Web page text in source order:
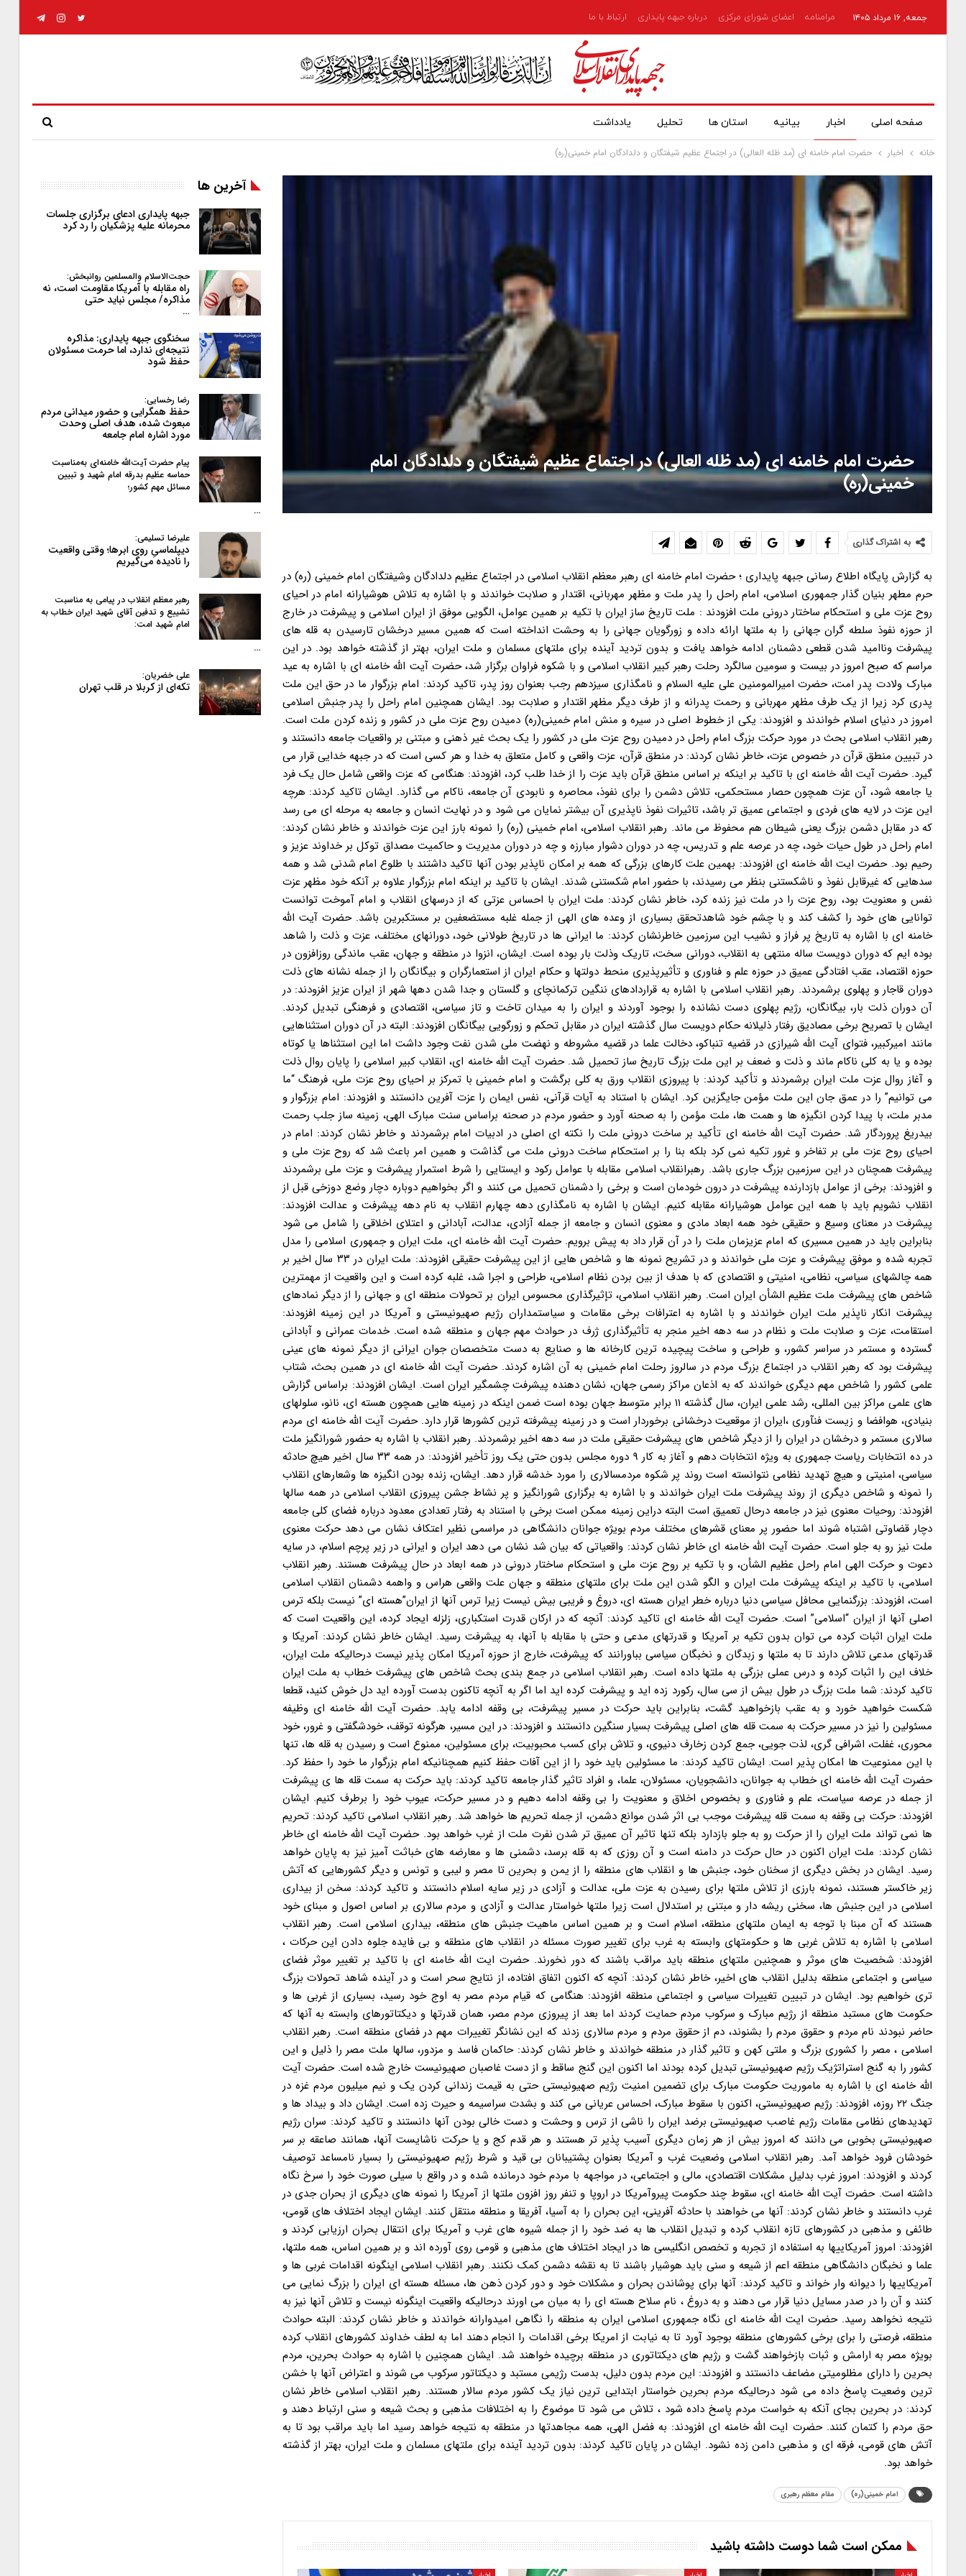
جمعه, ۱۶ مرداد ۱۴۰۵ مرامنامه اعضای شورای مرکزی درباره جبهه پایداری ارتباط با ما
صفحه اصلی اخبار بیانیه استان ها تحلیل یادداشت
خانه اخبار حضرت امام خامنه ای (مد ظله العالی) در اجتماع عظیم شیفتگان و دلدادگان امام خمینی(ره)
حضرت امام خامنه ای (مد ظله العالی) در اجتماع عظیم شیفتگان و دلدادگان امام
خمینی(ره)
به اشتراک گذاری
به گزارش پایگاه اطلاع رسانی جبهه پایداری ؛ حضرت امام خامنه ای رهبر معظم انقلاب اسلامی در اجتماع عظیم دلدادگان وشیفتگان امام خمینی (ره) در حرم مطهر بنیان گذار جمهوری اسلامی، امام راحل را پدر ملت و مظهر مهربانی، اقتدار و صلابت خواندند و با اشاره به تلاش هوشیارانه امام در احیای روح عزت ملی و استحکام ساختار درونی ملت افزودند : ملت تاریخ ساز ایران با تکیه بر همین عوامل، الگویی موفق از ایران اسلامی و پیشرفت در خارج از حوزه نفوذ سلطه گران جهانی را به ملتها ارائه داده و زورگویان جهانی را به وحشت انداخته است که همین مسیر درخشان تارسیدن به قله های پیشرفت وناامید شدن قطعی دشمنان ادامه خواهد یافت و بدون تردید آینده برای ملتهای مسلمان و ملت ایران، بهتر از گذشته خواهد بود. در این مراسم که صبح امروز در بیست و سومین سالگرد رحلت رهبر کبیر انقلاب اسلامی و با شکوه فراوان برگزار شد، حضرت آیت الله خامنه ای با اشاره به عید مبارک ولادت پدر امت، حضرت امیرالمومنین علی علیه السلام و نامگذاری سیزدهم رجب بعنوان روز پدر، تاکید کردند: امام بزرگوار ما در حق این ملت پدری کرد زیرا از یک طرف مظهر مهربانی و رحمت پدرانه و از طرف دیگر مظهر اقتدار و صلابت بود. ایشان همچنین امام راحل را پدر جنبش اسلامی امروز در دنیای اسلام خواندند و افزودند: یکی از خطوط اصلی در سیره و منش امام خمینی(ره) دمیدن روح عزت ملی در کشور و زنده کردن ملت است. رهبر انقلاب اسلامی بحث در مورد حرکت بزرگ امام راحل در دمیدن روح عزت ملی در کشور را یک بحث غیر ذهنی و مبتنی بر واقعیات جامعه دانستند و در تبیین منطق قرآن در خصوص عزت، خاطر نشان کردند: در منطق قرآن، عزت واقعی و کامل متعلق به خدا و هر کسی است که در جبهه خدایی قرار می گیرد. حضرت آیت الله خامنه ای با تاکید بر اینکه بر اساس منطق قرآن باید عزت را از خدا طلب کرد، افزودند: هنگامی که عزت واقعی شامل حال یک فرد یا جامعه شود، آن عزت همچون حصار مستحکمی، تلاش دشمن را برای نفوذ، محاصره و نابودی آن جامعه، ناکام می گذارد. ایشان تاکید کردند: هرچه این عزت در لایه های فردی و اجتماعی عمیق تر باشد، تاثیرات نفوذ ناپذیری آن بیشتر نمایان می شود و در نهایت انسان و جامعه به مرحله ای می رسد که در مقابل دشمن بزرگ یعنی شیطان هم محفوظ می ماند. رهبر انقلاب اسلامی، امام خمینی (ره) را نمونه بارز این عزت خواندند و خاطر نشان کردند: امام راحل در طول حیات خود، چه در عرصه علم و تدریس، چه در دوران دشوار مبارزه و چه در دوران مدیریت و حاکمیت مصداق توکل بر خداوند عزیز و رحیم بود. حضرت ایت الله خامنه ای افزودند: بهمین علت کارهای بزرگی که همه بر امکان ناپذیر بودن آنها تاکید داشتند با طلوع امام شدنی شد و همه سدهایی که غیرقابل نفوذ و ناشکستنی بنظر می رسیدند، با حضور امام شکستنی شدند. ایشان با تاکید بر اینکه امام بزرگوار علاوه بر آنکه خود مظهر عزت نفس و معنویت بود، روح عزت را در ملت نیز زنده کرد، خاطر نشان کردند: ملت ایران با احساس عزتی که از درسهای انقلاب و امام آموخت توانست توانایی های خود را کشف کند و با چشم خود شاهدتحقق بسیاری از وعده های الهی از جمله غلبه مستضعفین بر مستکبرین باشد. حضرت آیت الله خامنه ای با اشاره به تاریخ پر فراز و نشیب این سرزمین خاطرنشان کردند: ما ایرانی ها در تاریخ طولانی خود، دورانهای مختلف، عزت و ذلت را شاهد بوده ایم که دوران دویست ساله منتهی به انقلاب، دورانی سخت، تاریک وذلت بار بوده است. ایشان، انزوا در منطقه و جهان، عقب ماندگی روزافزون در حوزه اقتصاد، عقب افتادگی عمیق در حوزه علم و فناوری و تأثیرپذیری منحط دولتها و حکام ایران از استعمارگران و بیگانگان را از جمله نشانه های ذلت دوران قاجار و پهلوی برشمردند. رهبر انقلاب اسلامی با اشاره به قراردادهای ننگین ترکمانچای و گلستان و جدا شدن دهها شهر از ایران عزیز افزودند: در آن دوران ذلت بار، بیگانگان، رژیم پهلوی دست نشانده را بوجود آوردند و ایران را به میدان تاخت و تاز سیاسی، اقتصادی و فرهنگی تبدیل کردند. ایشان با تصریح برخی مصادیق رفتار ذلیلانه حکام دویست سال گذشته ایران در مقابل تحکم و زورگویی بیگانگان افزودند: البته در آن دوران استثناهایی مانند امیرکبیر، فتوای آیت الله شیرازی در قضیه تنباکو، دخالت علما در قضیه مشروطه و نهضت ملی شدن نفت وجود داشت اما این استثناها یا کوتاه بوده و یا به کلی ناکام ماند و ذلت و ضعف بر این ملت بزرگ تاریخ ساز تحمیل شد. حضرت آیت الله خامنه ای، انقلاب کبیر اسلامی را پایان روال ذلت و آغاز روال عزت ملت ایران برشمردند و تأکید کردند: با پیروزی انقلاب ورق به کلی برگشت و امام خمینی با تمرکز بر احیای روح عزت ملی، فرهنگ “ما می توانیم” را در عمق جان این ملت مؤمن جایگزین کرد. ایشان با استناد به آیات قرآنی، نفس ایمان را عزت آفرین دانستند و افزودند: امام بزرگوار و مدبر ملت، با پیدا کردن انگیزه ها و همت ها، ملت مؤمن را به صحنه آورد و حضور مردم در صحنه براساس سنت مبارک الهی، زمینه ساز جلب رحمت بیدریغ پروردگار شد. حضرت آیت الله خامنه ای تأکید بر ساخت درونی ملت را نکته ای اصلی در ادبیات امام برشمردند و خاطر نشان کردند: امام در احیای روح عزت ملی بر تفاخر و غرور تکیه نمی کرد بلکه بنا را بر استحکام ساخت درونی ملت می گذاشت و همین امر باعث شد که روح عزت ملی و پیشرفت همچنان در این سرزمین بزرگ جاری باشد. رهبرانقلاب اسلامی مقابله با عوامل رکود و ایستایی را شرط استمرار پیشرفت و عزت ملی برشمردند و افزودند: برخی از عوامل بازدارنده پیشرفت در درون خودمان است و برخی را دشمنان تحمیل می کنند و اگر بخواهیم دوباره دچار وضع دوزخی قبل از انقلاب نشویم باید با همه این عوامل هوشیارانه مقابله کنیم. ایشان با اشاره به نامگذاری دهه چهارم انقلاب به نام دهه پیشرفت و عدالت افزودند: پیشرفت در معنای وسیع و حقیقی خود همه ابعاد مادی و معنوی انسان و جامعه از جمله آزادی، عدالت، آبادانی و اعتلای اخلاقی را شامل می شود بنابراین باید در همین مسیری که امام عزیزمان ملت را در آن قرار داد به پیش برویم. حضرت آیت الله خامنه ای، ملت ایران و جمهوری اسلامی را مدل تجربه شده و موفق پیشرفت و عزت ملی خواندند و در تشریح نمونه ها و شاخص هایی از این پیشرفت حقیقی افزودند: ملت ایران در ۳۳ سال اخیر بر همه چالشهای سیاسی، نظامی، امنیتی و اقتصادی که با هدف از بین بردن نظام اسلامی، طراحی و اجرا شد، غلبه کرده است و این واقعیت از مهمترین شاخص های پیشرفت ملت عظیم الشأن ایران است. رهبر انقلاب اسلامی، تإثیرگذاری محسوس ایران بر تحولات منطقه ای و جهانی را از دیگر نمادهای پیشرفت انکار ناپذیر ملت ایران خواندند و با اشاره به اعترافات برخی مقامات و سیاستمداران رژیم صهیونیستی و آمریکا در این زمینه افزودند: استقامت، عزت و صلابت ملت و نظام در سه دهه اخیر منجر به تأثیرگذاری ژرف در حوادث مهم جهان و منطقه شده است. خدمات عمرانی و آبادانی گسترده و مستمر در سراسر کشور، و طراحی و ساخت پیچیده ترین کارخانه ها و صنایع به دست متخصصان جوان ایرانی از دیگر نمونه های عینی پیشرفت بود که رهبر انقلاب در اجتماع بزرگ مردم در سالروز رحلت امام خمینی به آن اشاره کردند. حضرت آیت الله خامنه ای در همین بحث، شتاب علمی کشور را شاخص مهم دیگری خواندند که به اذعان مراکز رسمی جهان، نشان دهنده پیشرفت چشمگیر ایران است. ایشان افزودند: براساس گزارش های علمی مراکز بین المللی، رشد علمی ایران، سال گذشته ۱۱ برابر متوسط جهان بوده است ضمن اینکه در زمینه هایی همچون هسته ای، نانو، سلولهای بنیادی، هوافضا و زیست فنآوری ،ایران از موقعیت درخشانی برخوردار است و در زمینه پیشرفته ترین کشورها قرار دارد. حضرت آیت الله خامنه ای مردم سالاری مستمر و درخشان در ایران را از دیگر شاخص های پیشرفت حقیقی ملت در سه دهه اخیر برشمردند. رهبر انقلاب با اشاره به حضور شورانگیز ملت در ده انتخابات ریاست جمهوری به ویژه انتخابات دهم و آغاز به کار ۹ دوره مجلس بدون حتی یک روز تأخیر افزودند: در همه ۳۳ سال اخیر هیچ حادثه سیاسی، امنیتی و هیچ تهدید نظامی نتوانسته است روند پر شکوه مردمسالاری را مورد خدشه قرار دهد. ایشان، زنده بودن انگیزه ها وشعارهای انقلاب را نمونه و شاخص دیگری از روند پیشرفت ملت ایران خواندند و با اشاره به برگزاری شورانگیز و پر نشاط جشن پیروزی انقلاب اسلامی در همه سالها افزودند: روحیات معنوی نیز در جامعه درحال تعمیق است البته دراین زمینه ممکن است برخی با استناد به رفتار تعدادی معدود درباره فضای کلی جامعه دچار قضاوتی اشتباه شوند اما حضور پر معنای قشرهای مختلف مردم بویژه جوانان دانشگاهی در مراسمی نظیر اعتکاف نشان می دهد حرکت معنوی ملت نیز رو به جلو است. حضرت آیت الله خامنه ای خاطر نشان کردند: واقعیاتی که بیان شد نشان می دهد ایران و ایرانی در زیر پرچم اسلام، در سایه دعوت و حرکت الهی امام راحل عظیم الشأن، و با تکیه بر روح عزت ملی و استحکام ساختار درونی در همه ابعاد در حال پیشرفت هستند. رهبر انقلاب اسلامی، با تاکید بر اینکه پیشرفت ملت ایران و الگو شدن این ملت برای ملتهای منطقه و جهان علت واقعی هراس و واهمه دشمنان انقلاب اسلامی است، افزودند: بزرگنمایی محافل سیاسی دنیا درباره خطر ایران هسته ای، دروغ و فریبی بیش نیست زیرا ترس آنها از ایران”هسته ای” نیست بلکه ترس اصلی آنها از ایران “اسلامی” است. حضرت آیت الله خامنه ای تاکید کردند: آنچه که در ارکان قدرت استکباری، زلزله ایجاد کرده، این واقعیت است که ملت ایران اثبات کرده می توان بدون تکیه بر آمریکا و قدرتهای مدعی و حتی با مقابله با آنها، به پیشرفت رسید. ایشان خاطر نشان کردند: آمریکا و قدرتهای مدعی تلاش دارند تا به ملتها و زبدگان و نخبگان سیاسی بباورانند که پیشرفت، خارج از حوزه آمریکا امکان پذیر نیست درحالیکه ملت ایران، خلاف این را اثبات کرده و درس عملی بزرگی به ملتها داده است. رهبر انقلاب اسلامی در جمع بندی بحث شاخص های پیشرفت خطاب به ملت ایران تاکید کردند: شما ملت بزرگ در طول بیش از سی سال، رکورد زده اید و پیشرفت کرده اید اما اگر به آنچه تاکنون بدست آورده اید دل خوش کنید، قطعا شکست خواهید خورد و به عقب بازخواهید گشت، بنابراین باید حرکت در مسیر پیشرفت، بی وقفه ادامه یابد. حضرت آیت الله خامنه ای وظیفه مسئولین را نیز در مسیر حرکت به سمت قله های اصلی پیشرفت بسیار سنگین دانستند و افزودند: در این مسیر، هرگونه توقف، خودشگفتی و غرور، خود محوری، غفلت، اشرافی گری، لذت جویی، جمع کردن زخارف دنیوی، و تلاش برای کسب محبوبیت، برای مسئولین، ممنوع است و رسیدن به قله ها، تنها با این ممنوعیت ها امکان پذیر است. ایشان تاکید کردند: ما مسئولین باید خود را از این آفات حفظ کنیم همچنانیکه امام بزرگوار ما خود را حفظ کرد. حضرت آیت الله خامنه ای خطاب به جوانان، دانشجویان، مسئولان، علما، و افراد تاثیر گذار جامعه تاکید کردند: باید حرکت به سمت قله ها ی پیشرفت از جمله در عرصه سیاست، علم و فناوری و بخصوص اخلاق و معنویت را بی وقفه ادامه دهیم و در مسیر حرکت، عیوب خود را برطرف کنیم. ایشان افزودند: حرکت بی وقفه به سمت قله پیشرفت موجب بی اثر شدن موانع دشمن، از جمله تحریم ها خواهد شد. رهبر انقلاب اسلامی تاکید کردند: تحریم ها نمی تواند ملت ایران را از حرکت رو به جلو بازدارد بلکه تنها تاثیر آن عمیق تر شدن نفرت ملت از غرب خواهد بود. حضرت آیت الله خامنه ای خاطر نشان کردند: ملت ایران اکنون در حال حرکت در دامنه است و آن روزی که به قله برسد، دشمنی ها و معارضه های خباثت آمیز نیز به پایان خواهد رسید. ایشان در بخش دیگری از سخنان خود، جنبش ها و انقلاب های منطقه را از یمن و بحرین تا مصر و لیبی و تونس و دیگر کشورهایی که آتش زیر خاکستر هستند، نمونه بارزی از تلاش ملتها برای رسیدن به عزت ملی، عدالت و آزادی در زیر سایه اسلام دانستند و تاکید کردند: سخن از بیداری اسلامی در این جنبش ها، سخنی
امام خمینی(ره) مقام معظم رهبری
ممکن است شما دوست داشته باشید
آخرین ها
جبهه پایداری ادعای برگزاری جلسات
محرمانه علیه پزشکیان را رد کرد
حجت‌الاسلام والمسلمین روانبخش:
راه مقابله با آمریکا مقاومت است، نه
مذاکره/ مجلس نباید حتی
…
سخنگوی جبهه پایداری: مذاکره
نتیجه‌ای ندارد، اما حرمت مسئولان
حفظ شود
رضا رخسایی:
حفظ همگرایی و حضور میدانی مردم
مبعوث شده، هدف اصلی وحدت
مورد اشاره امام جامعه
پیام حضرت آیت‌الله خامنه‌ای به‌مناسبت
حماسه عظیم بدرقه امام شهید و تبیین
مسائل مهم کشور؛
…
علیرضا تسلیمی:
دیپلماسیِ روی ابرها؛ وقتی واقعیت
را نادیده می‌گیریم
رهبر معظم انقلاب در پیامی به‌ مناسبت
تشییع و تدفین آقای شهید ایران خطاب به
امام شهید امت:
…
علی خضریان:
تکه‌ای از کربلا در قلب تهران